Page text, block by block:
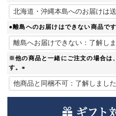
)
●離島へのお届けはできない商品です
※他の商品と一緒にご注文の場合は
す。
(
必
須